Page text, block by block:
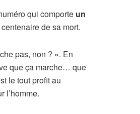
qui comporte un
de sa mort.
pas, non ? ». En
que ça marche… que
le tout profit au
l’homme.